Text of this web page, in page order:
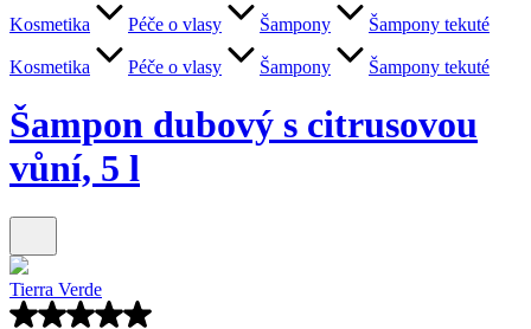
Kosmetika Péče o vlasy Šampony Šampony tekuté
Kosmetika Péče o vlasy Šampony Šampony tekuté
Šampon dubový s citrusovou
vůní, 5 l
Tierra Verde